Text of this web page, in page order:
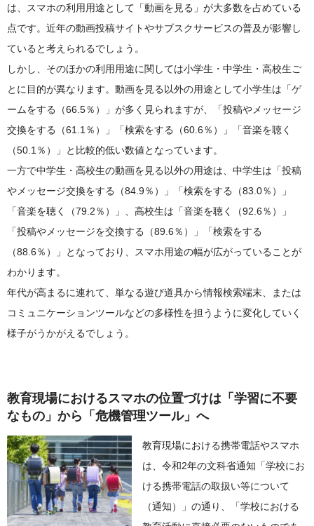
は、スマホの利用用途として「動画を見る」が大多数を占めている
点です。近年の動画投稿サイトやサブスクサービスの普及が影響し
ていると考えられるでしょう。
しかし、そのほかの利用用途に関しては小学生・中学生・高校生ご
とに目的が異なります。動画を見る以外の用途として小学生は「ゲ
ームをする（66.5％）」が多く見られますが、「投稿やメッセージ
交換をする（61.1％）」「検索をする（60.6％）」「音楽を聴く
（50.1％）」と比較的低い数値となっています。
一方で中学生・高校生の動画を見る以外の用途は、中学生は「投稿
やメッセージ交換をする（84.9％）」「検索をする（83.0％）」
「音楽を聴く（79.2％）」、高校生は「音楽を聴く（92.6％）」
「投稿やメッセージを交換する（89.6％）」「検索をする
（88.6％）」となっており、スマホ用途の幅が広がっていることが
わかります。
年代が高まるに連れて、単なる遊び道具から情報検索端末、または
コミュニケーションツールなどの多様性を担うように変化していく
様子がうかがえるでしょう。
教育現場におけるスマホの位置づけは「学習に不要
なもの」から「危機管理ツール」へ
教育現場における携帯電話やスマホ
は、令和2年の文科省通知「学校にお
ける携帯電話の取扱い等について
（通知）」の通り、「学校における